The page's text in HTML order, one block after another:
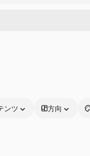
ンツ 方向